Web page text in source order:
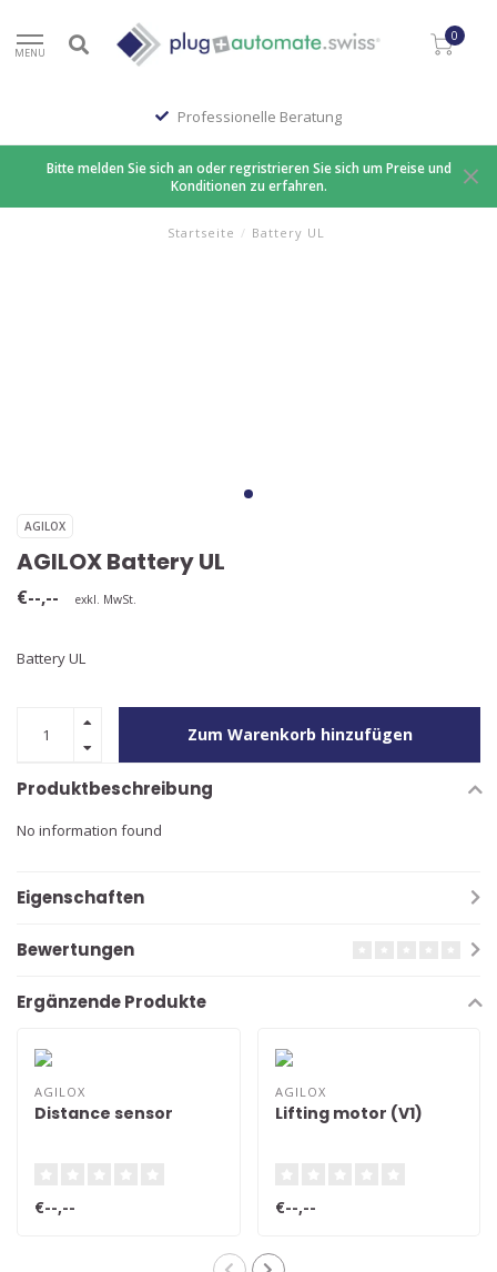
MENU
0
Professionelle Beratung
Bitte melden Sie sich an oder regristrieren Sie sich um Preise und
Konditionen zu erfahren.
Startseite / Battery UL
AGILOX
AGILOX Battery UL
€--,-- exkl. MwSt.
Battery UL
Zum Warenkorb hinzufügen
Produktbeschreibung
No information found
Eigenschaften
Bewertungen
Ergänzende Produkte
AGILOX
Distance sensor
€--,--
AGILOX
Lifting motor (V1)
€--,--